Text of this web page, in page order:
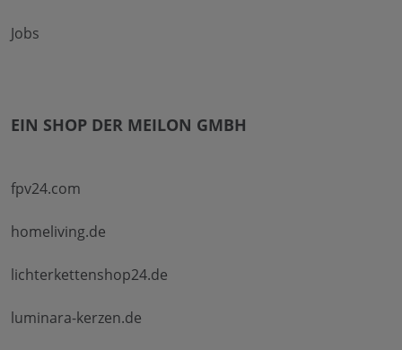
Jobs
EIN SHOP DER MEILON GMBH
fpv24.com
homeliving.de
lichterkettenshop24.de
luminara-kerzen.de